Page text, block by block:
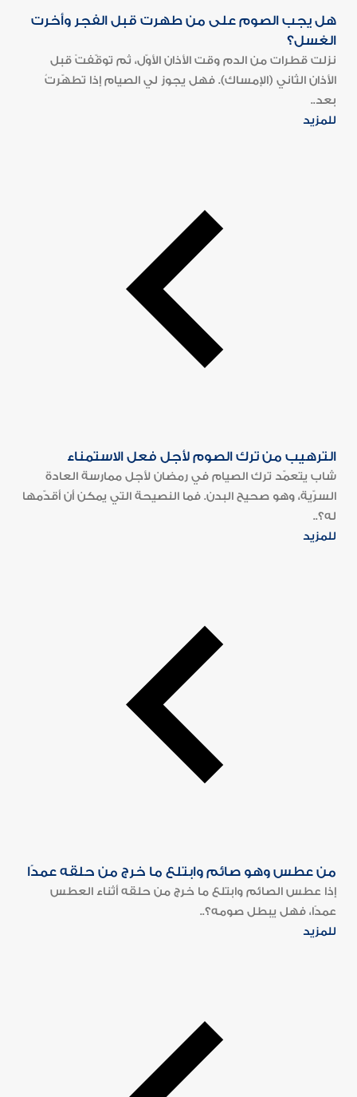
هل يجب الصوم على من طهرت قبل الفجر وأخرت
الغسل؟
نزلت قطرات من الدم وقت الأذان الأوّل، ثم توقّفتْ قبل
الأذان الثاني (الإمساك). فهل يجوز لي الصيام إذا تطهّرتُ
بعد..
للمزيد
الترهيب من ترك الصوم لأجل فعل الاستمناء
شاب يتعمّد ترك الصيام في رمضان لأجل ممارسة العادة
السرّية، وهو صحيح البدن. فما النصيحة التي يمكن أن أقدّمها
له؟..
للمزيد
من عطس وهو صائم وابتلع ما خرج من حلقه عمدًا
إذا عطس الصائم وابتلع ما خرج من حلقه أثناء العطس
عمدًا، فهل يبطل صومه؟..
للمزيد